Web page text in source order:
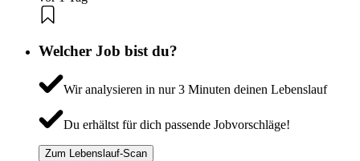
Welcher Job bist du?
Wir analysieren in nur 3 Minuten deinen Lebenslauf
Du erhältst für dich passende Jobvorschläge!
Zum Lebenslauf-Scan